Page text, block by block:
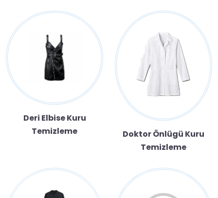
Deri Elbise Kuru
Temizleme
Doktor Önlügü Kuru
Temizleme